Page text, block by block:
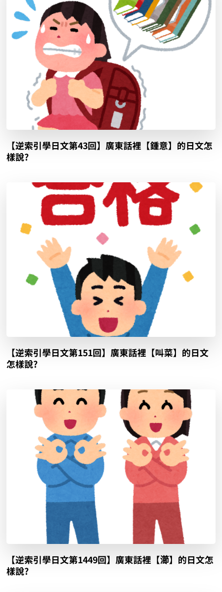
【逆索引學日文第43回】廣東話裡【鍾意】的日文怎
樣說?
【逆索引學日文第151回】廣東話裡【叫菜】的日文
怎樣說?
【逆索引學日文第1449回】廣東話裡【瀄】的日文怎
樣說?